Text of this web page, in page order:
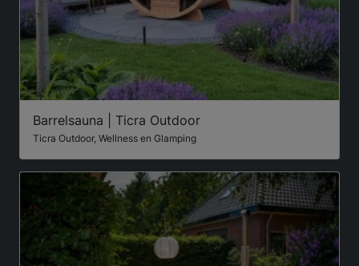
Barrelsauna | Ticra Outdoor
Ticra Outdoor, Wellness en Glamping